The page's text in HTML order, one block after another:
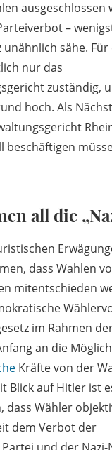
ausgeschlossen
–
unähnlich sähe.
nur das
zuständig,
hoch. Als
beschäftigen
all die
dass Wahlen
mitentschieden
im Rahmen
an die
Kräfte von der
Blick auf Hitler ist
dass Wähler
dem Verbot der